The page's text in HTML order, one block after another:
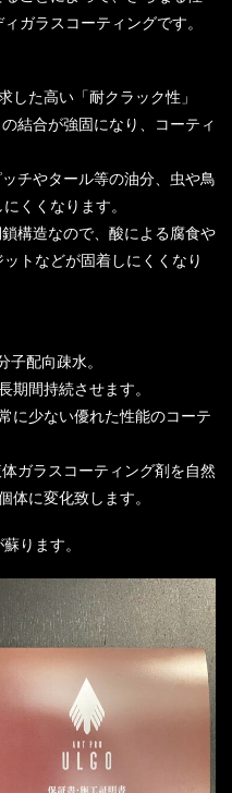
ガラスコーティングです。
した高い「耐クラック性」
結合が強固になり、コーティ
チやタール等の油分、虫や鳥
くくなります。
構造なので、酸による腐食や
トなどが固着しにくくなり
子配向疎水。
期間持続させます。
に少ない優れた性能のコーテ
ガラスコーティング剤を自然
体に変化致します。
ります。